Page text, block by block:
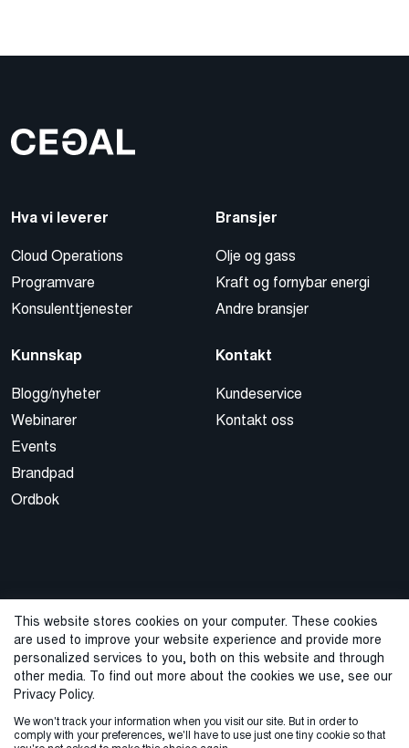
This website stores cookies on your computer. These cookies
are used to improve your website experience and provide more
personalized services to you, both on this website and through
other media. To find out more about the cookies we use, see our
Privacy Policy.
We won't track your information when you visit our site. But in order to
comply with your preferences, we'll have to use just one tiny cookie so that
Hva vi leverer
Cloud Operations
Programvare
Konsulenttjenester
Bransjer
Olje og gass
Kraft og fornybar energi
Andre bransjer
Kunnskap
Blogg/nyheter
Webinarer
Events
Brandpad
Ordbok
Kontakt
Kundeservice
Kontakt oss
© 2026 Cegal
Privacy Policy
ISO-sertifisering Varslingstjeneste